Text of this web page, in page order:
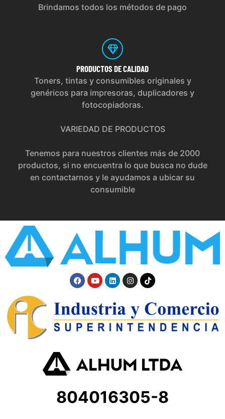
Brindamos todos los métodos de pago
PRODUCTOS DE CALIDAD
Toners, tintas y consumibles originales y
genéricos para impresoras, duplicadores y
fotocopiadoras.
VARIEDAD DE PRODUCTOS
Tenemos para nuestros clientes más de 2000
productos, si no encuentra lo que busca no dude
en contactarnos y le ayudamos a ubicar su
consumible
804016305-8